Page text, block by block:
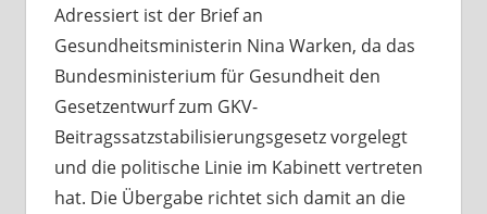
Adressiert ist der Brief an
Gesundheitsministerin Nina Warken, da das
Bundesministerium für Gesundheit den
Gesetzentwurf zum GKV-
Beitragssatzstabilisierungsgesetz vorgelegt
und die politische Linie im Kabinett vertreten
hat. Die Übergabe richtet sich damit an die